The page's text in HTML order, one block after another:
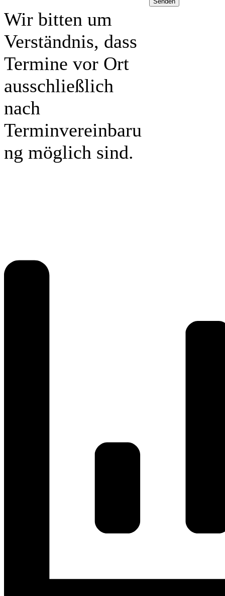
Wir bitten um
Verständnis, dass
Termine vor Ort
ausschließlich
nach
Terminvereinbaru
ng möglich sind.